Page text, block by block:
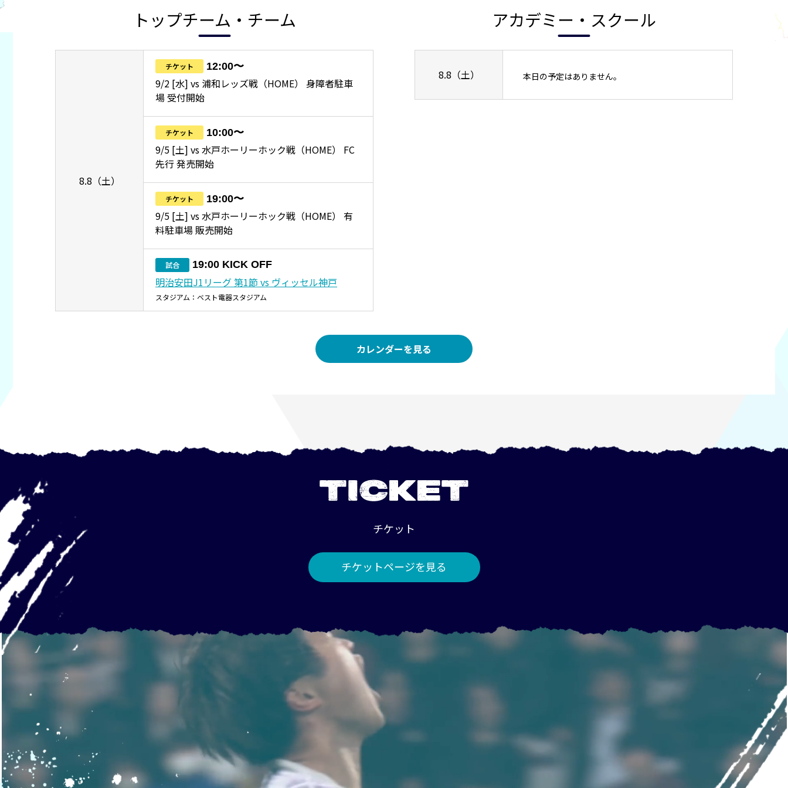
トップチーム・チーム
8.8（土）
チケット 12:00〜
9/2 [水] vs 浦和レッズ戦（HOME） 身障者駐車
場 受付開始
チケット 10:00〜
9/5 [土] vs 水戸ホーリーホック戦（HOME） FC
先行 発売開始
チケット 19:00〜
9/5 [土] vs 水戸ホーリーホック戦（HOME） 有
料駐車場 販売開始
試合 19:00 KICK OFF
明治安田J1リーグ 第1節 vs ヴィッセル神戸
スタジアム：ベスト電器スタジアム
アカデミー・スクール
8.8（土） 本日の予定はありません。
カレンダーを見る
TICKET
チケット
チケットページを見る